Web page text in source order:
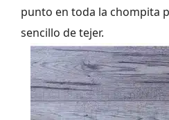
punto en toda la chompita
sencillo de tejer.